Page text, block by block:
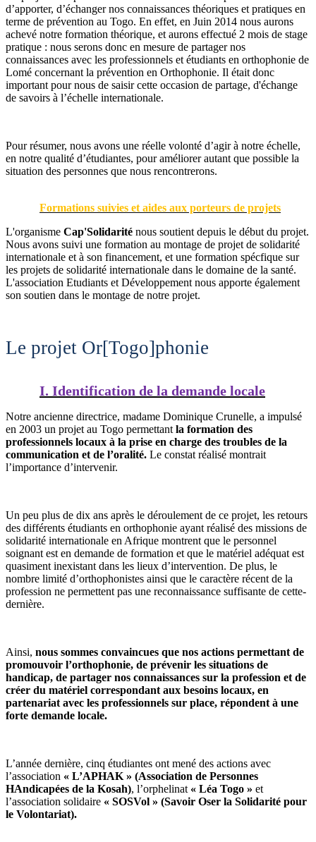
d’apporter, d’échanger nos connaissances théoriques et pratiques en
terme de prévention au Togo. En effet, en Juin 2014 nous aurons
achevé notre formation théorique, et aurons effectué 2 mois de stage
pratique : nous serons donc en mesure de partager nos
connaissances avec les professionnels et étudiants en orthophonie de
Lomé concernant la prévention en Orthophonie. Il était donc
important pour nous de saisir cette occasion de partage, d'échange
de savoirs à l’échelle internationale.
Pour résumer, nous avons une réelle volonté d’agir à notre échelle,
en notre qualité d’étudiantes, pour améliorer autant que possible la
situation des personnes que nous rencontrerons.
Formations suivies et aides aux porteurs de projets
L'organisme Cap'Solidarité nous soutient depuis le début du projet.
Nous avons suivi une formation au montage de projet de solidarité
internationale et à son financement, et une formation spécfique sur
les projets de solidarité internationale dans le domaine de la santé.
L'association Etudiants et Développement nous apporte également
son soutien dans le montage de notre projet.
Le projet Or[Togo]phonie
I. Identification de la demande locale
Notre ancienne directrice, madame Dominique Crunelle, a impulsé
en 2003 un projet au Togo permettantla formation des
professionnels locaux à la prise en charge des troubles de la
communication et de l’oralité. Le constat réalisé montrait
l’importance d’intervenir.
Un peu plus de dix ans après le déroulement de ce projet, les retours
des différents étudiants en orthophonie ayant réalisé des missions de
solidarité internationale en Afrique montrent que le personnel
soignant est en demande de formation et que le matériel adéquat est
quasiment inexistant dans les lieux d’intervention. De plus, le
nombre limité d’orthophonistes ainsi que le caractère récent de la
profession ne permettent pas une reconnaissance suffisante de cette-
dernière.
Ainsi, nous sommes convaincues que nos actions permettant de
promouvoir l’orthophonie, de prévenir les situations de
handicap, de partager nos connaissances sur la profession et de
créer du matériel correspondant aux besoins locaux, en
partenariat avec les professionnels sur place, répondent à une
forte demande locale.
L’année dernière, cinq étudiantes ont mené des actions avec
l’association « L’APHAK » (Association de Personnes
HAndicapées de la Kosah), l’orphelinat « Léa Togo » et
l’association solidaire « SOSVol » (Savoir Oser la Solidarité pour
le Volontariat).